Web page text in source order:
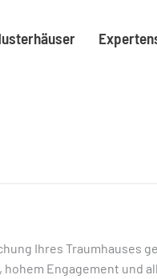
Ihres Traumhauses
Engagement und